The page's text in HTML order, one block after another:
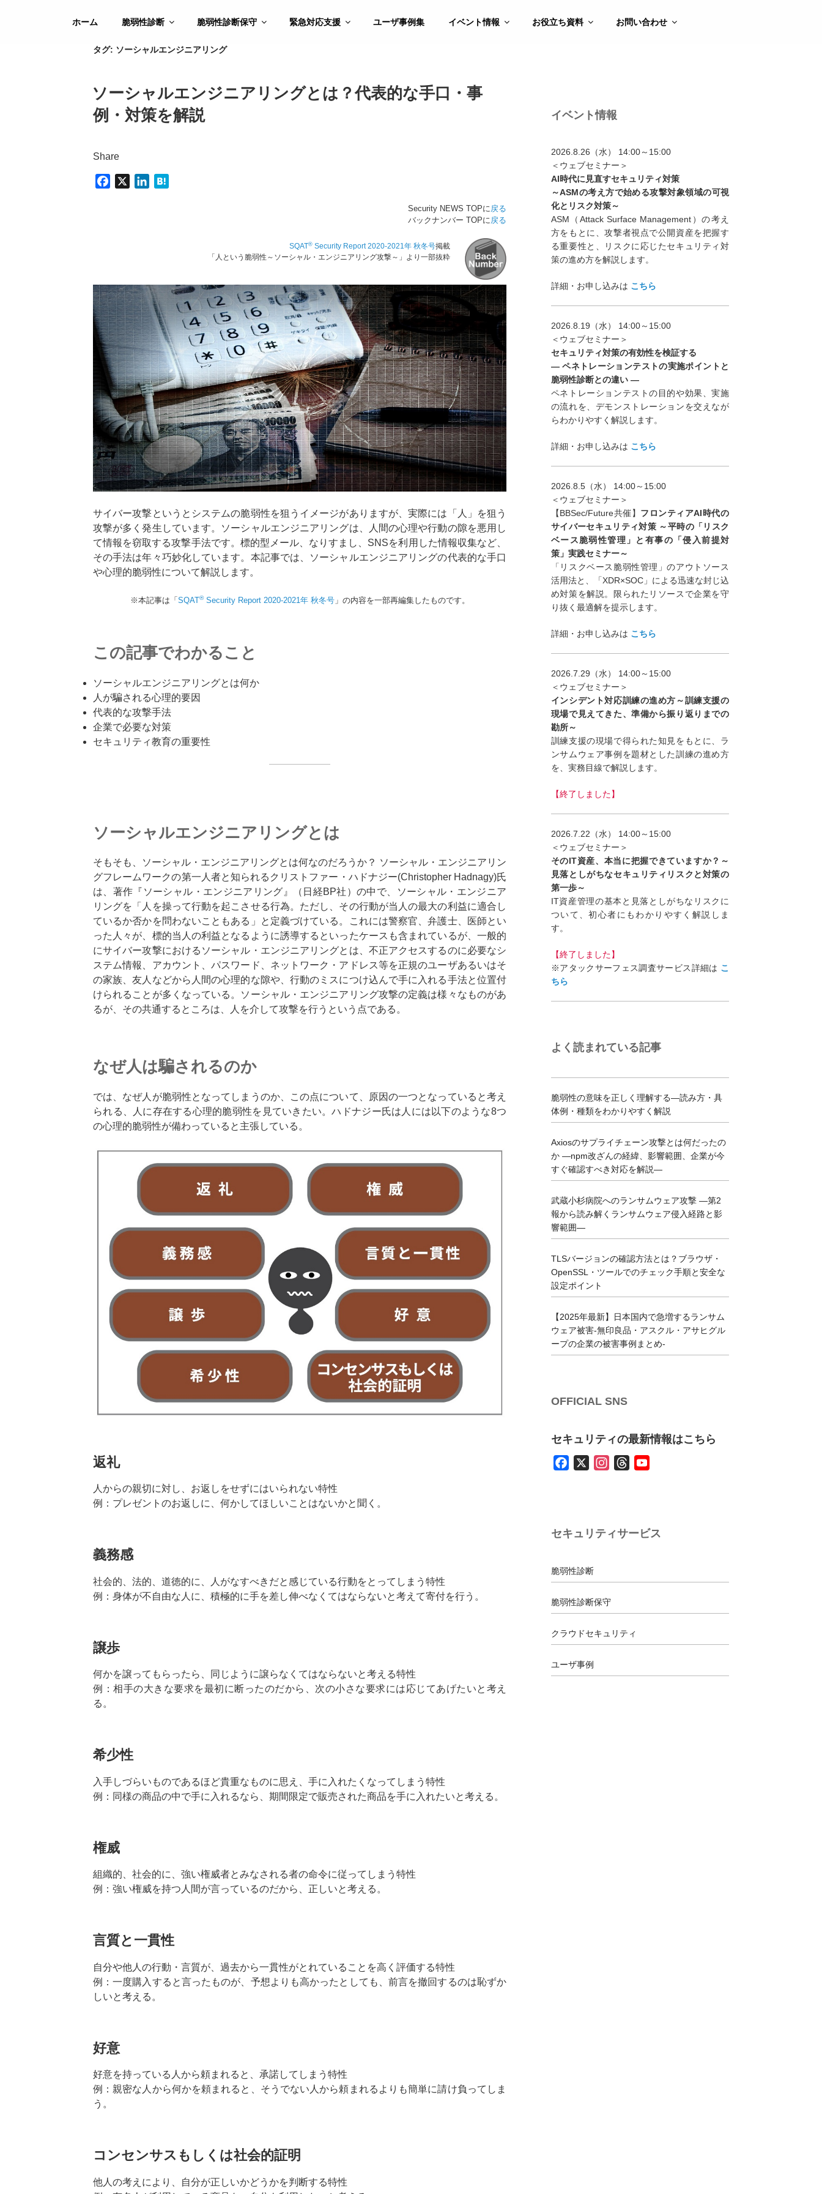
ホーム 脆弱性診断 脆弱性診断保守 緊急対応支援 ユーザ事例集 イベント情報 お役立ち資料 お問い合わせ
タグ: ソーシャルエンジニアリング
ソーシャルエンジニアリングとは？代表的な手口・事
例・対策を解説
Share
k
n
Security NEWS TOPに戻る
バックナンバー TOPに戻る
SQAT® Security Report 2020-2021年 秋冬号掲載
「人という脆弱性～ソーシャル・エンジニアリング攻撃～」より一部抜粋
サイバー攻撃というとシステムの脆弱性を狙うイメージがありますが、実際には「人」を狙う
攻撃が多く発生しています。ソーシャルエンジニアリングは、人間の心理や行動の隙を悪用し
て情報を窃取する攻撃手法です。標的型メール、なりすまし、SNSを利用した情報収集など、
その手法は年々巧妙化しています。本記事では、ソーシャルエンジニアリングの代表的な手口
や心理的脆弱性について解説します。
※本記事は「SQAT®Security Report 2020-2021年 秋冬号」の内容を一部再編集したものです。
この記事でわかること
ソーシャルエンジニアリングとは何か
人が騙される心理的要因
代表的な攻撃手法
企業で必要な対策
セキュリティ教育の重要性
ソーシャルエンジニアリングとは
そもそも、ソーシャル・エンジニアリングとは何なのだろうか？ ソーシャル・エンジニアリン
グフレームワークの第一人者と知られるクリストファー・ハドナジー(Christopher Hadnagy)氏
は、著作『ソーシャル・エンジニアリング』（日経BP社）の中で、ソーシャル・エンジニア
リングを「人を操って行動を起こさせる行為。ただし、その行動が当人の最大の利益に適合し
ているか否かを問わないこともある」と定義づけている。これには警察官、弁護士、医師とい
った人々が、標的当人の利益となるように誘導するといったケースも含まれているが、一般的
にサイバー攻撃におけるソーシャル・エンジニアリングとは、不正アクセスするのに必要なシ
ステム情報、アカウント、パスワード、ネットワーク・アドレス等を正規のユーザあるいはそ
の家族、友人などから人間の心理的な隙や、行動のミスにつけ込んで手に入れる手法と位置付
けられることが多くなっている。ソーシャル・エンジニアリング攻撃の定義は様々なものがあ
るが、その共通するところは、人を介して攻撃を行うという点である。
なぜ人は騙されるのか
では、なぜ人が脆弱性となってしまうのか、この点について、原因の一つとなっていると考え
られる、人に存在する心理的脆弱性を見ていきたい。ハドナジー氏は人には以下のような8つ
の心理的脆弱性が備わっていると主張している。
返礼
人からの親切に対し、お返しをせずにはいられない特性
例：プレゼントのお返しに、何かしてほしいことはないかと聞く。
義務感
社会的、法的、道徳的に、人がなすべきだと感じている行動をとってしまう特性
例：身体が不自由な人に、積極的に手を差し伸べなくてはならないと考えて寄付を行う。
譲歩
何かを譲ってもらったら、同じように譲らなくてはならないと考える特性
例：相手の大きな要求を最初に断ったのだから、次の小さな要求には応じてあげたいと考え
る。
希少性
入手しづらいものであるほど貴重なものに思え、手に入れたくなってしまう特性
例：同様の商品の中で手に入れるなら、期間限定で販売された商品を手に入れたいと考える。
権威
組織的、社会的に、強い権威者とみなされる者の命令に従ってしまう特性
例：強い権威を持つ人間が言っているのだから、正しいと考える。
言質と一貫性
自分や他人の行動・言質が、過去から一貫性がとれていることを高く評価する特性
例：一度購入すると言ったものが、予想よりも高かったとしても、前言を撤回するのは恥ずか
しいと考える。
好意
好意を持っている人から頼まれると、承諾してしまう特性
例：親密な人から何かを頼まれると、そうでない人から頼まれるよりも簡単に請け負ってしま
う。
コンセンサスもしくは社会的証明
他人の考えにより、自分が正しいかどうかを判断する特性
イベント情報
2026.8.26（水） 14:00～15:00
＜ウェブセミナー＞
AI時代に見直すセキュリティ対策
～ASMの考え方で始める攻撃対象領域の可視
化とリスク対策～
ASM（Attack Surface Management）の考え
方をもとに、攻撃者視点で公開資産を把握す
る重要性と、リスクに応じたセキュリティ対
策の進め方を解説します。
詳細・お申し込みは こちら
2026.8.19（水） 14:00～15:00
＜ウェブセミナー＞
セキュリティ対策の有効性を検証する
― ペネトレーションテストの実施ポイントと
脆弱性診断との違い ―
ペネトレーションテストの目的や効果、実施
の流れを、デモンストレーションを交えなが
らわかりやすく解説します。
詳細・お申し込みは こちら
2026.8.5（水） 14:00～15:00
＜ウェブセミナー＞
【BBSec/Future共催】 フロンティアAI時代の
サイバーセキュリティ対策 ～平時の「リスク
ベース脆弱性管理」と有事の「侵入前提対
策」実践セミナー～
「リスクベース脆弱性管理」のアウトソース
活用法と、「XDR×SOC」による迅速な封じ込
め対策を解説。限られたリソースで企業を守
り抜く最適解を提示します。
詳細・お申し込みは こちら
2026.7.29（水） 14:00～15:00
＜ウェブセミナー＞
インシデント対応訓練の進め方～訓練支援の
現場で見えてきた、準備から振り返りまでの
勘所～
訓練支援の現場で得られた知見をもとに、ラ
ンサムウェア事例を題材とした訓練の進め方
を、実務目線で解説します。
【終了しました】
2026.7.22（水） 14:00～15:00
＜ウェブセミナー＞
そのIT資産、本当に把握できていますか？～
見落としがちなセキュリティリスクと対策の
第一歩～
IT資産管理の基本と見落としがちなリスクに
ついて、初心者にもわかりやすく解説しま
す。
【終了しました】
※アタックサーフェス調査サービス詳細は こ
ちら
よく読まれている記事
脆弱性の意味を正しく理解する―読み方・具
体例・種類をわかりやすく解説
Axiosのサプライチェーン攻撃とは何だったの
か ―npm改ざんの経緯、影響範囲、企業が今
すぐ確認すべき対応を解説―
武蔵小杉病院へのランサムウェア攻撃 ―第2
報から読み解くランサムウェア侵入経路と影
響範囲―
TLSバージョンの確認方法とは？ブラウザ・
OpenSSL・ツールでのチェック手順と安全な
設定ポイント
【2025年最新】日本国内で急増するランサム
ウェア被害-無印良品・アスクル・アサヒグル
ープの企業の被害事例まとめ-
OFFICIAL SNS
セキュリティの最新情報はこちら
o
k
g
m
b
セキュリティサービス
脆弱性診断
脆弱性診断保守
クラウドセキュリティ
ユーザ事例